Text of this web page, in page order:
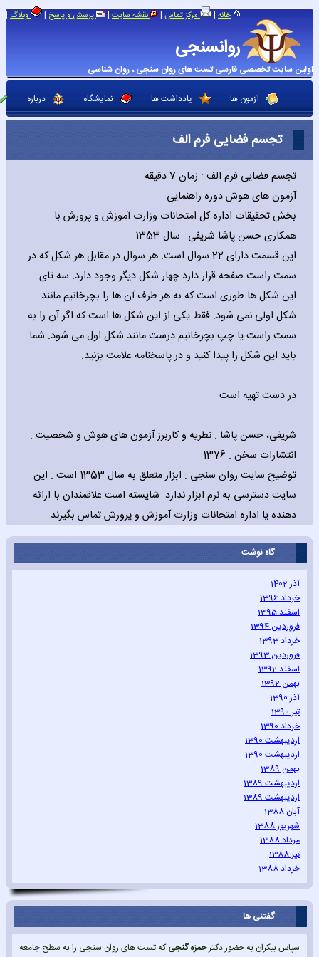
روانسنجی
اولین سایت تخصصی فارسی تست های روان سنجی ، روان شناسی
خانه | مرکز تماس | نقشه سایت | پرسش و پاسخ | وبلاگ |
آزمون ها یادداشت ها نمایشگاه درباره
تجسم فضایی فرم الف
تجسم فضایی فرم الف : زمان 7 دقیقه
آزمون های هوش دوره راهنمایی
بخش تحقیقات اداره کل امتحانات وزارت آموزش و پرورش با
همکاری حسن پاشا شریفی– سال 1353
این قسمت دارای 22 سوال است. هر سوال در مقابل هر شکل که در
سمت راست صفحه قرار دارد چهار شکل دیگر وجود دارد. سه تای
این شکل ها طوری است که به هر طرف آن ها را بچرخانیم مانند
شکل اولی نمی شود. فقط یکی از این شکل ها است که اگر آن را به
سمت راست یا چپ بچرخانیم درست مانند شکل اول می شود. شما
باید این شکل را پیدا کنید و در پاسخنامه علامت بزنید.
در دست تهیه است
شریفی، حسن پاشا . نظریه و کاربرز آزمون های هوش و شخصیت .
انتشارات سخن . 1376
توضیح سایت روان سنجی : ابزار متعلق به سال 1353 است . این
سایت دسترسی به نرم ابزار ندارد. شایسته است علاقمندان با ارائه
دهنده یا اداره امتحانات وزارت آموزش و پرورش تماس بگیرند.
گاه نوشت
آذر 1402
خرداد 1396
اسفند 1395
فروردین 1394
خرداد 1393
فروردین 1393
اسفند 1392
بهمن 1392
آذر 1390
تیر 1390
خرداد 1390
اردیبهشت 1390
اردیبهشت 1390
بهمن 1389
اردیبهشت 1389
اردیبهشت 1389
آبان 1388
شهریور 1388
مرداد 1388
تیر 1388
خرداد 1388
گفتنی ها
سپاس بیکران به حضور دکترحمزه گنجیکه تست های روان سنجی را به سطح جامعه